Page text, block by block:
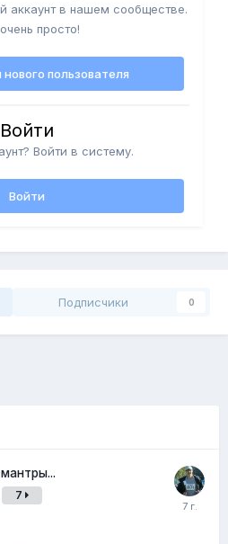
аккаунт в нашем сообществе.
просто!
пользователя
Войти
Войти в систему.
Войти
Подписчики 0
7